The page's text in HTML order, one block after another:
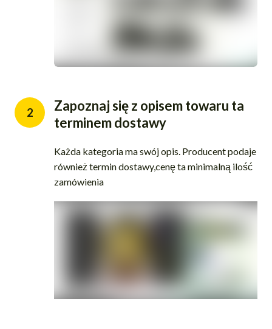
2
Zapoznaj się z opisem towaru ta
terminem dostawy
Każda kategoria ma swój opis. Producent podaje
również termin dostawy,cenę ta minimalną ilość
zamówienia